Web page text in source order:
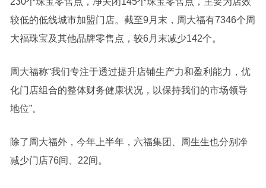
较低的低线城市加盟门店。截至9月末，周大福有7346个周
大福珠宝及其他品牌零售点，较6月末减少142个。
周大福称“我们专注于透过提升店铺生产力和盈利能力，优
化门店组合的整体财务健康状况，以保持我们的市场领导
地位”。
除了周大福外，今年上半年，六福集团、周生生也分别净
减少门店76间、22间。